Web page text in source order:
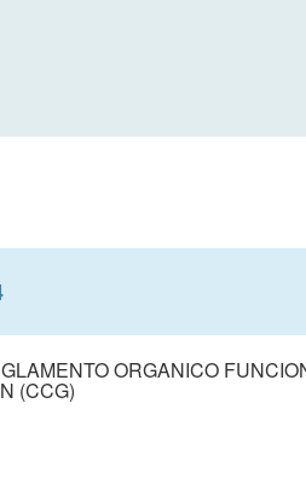
ORGANICO
(CCG)